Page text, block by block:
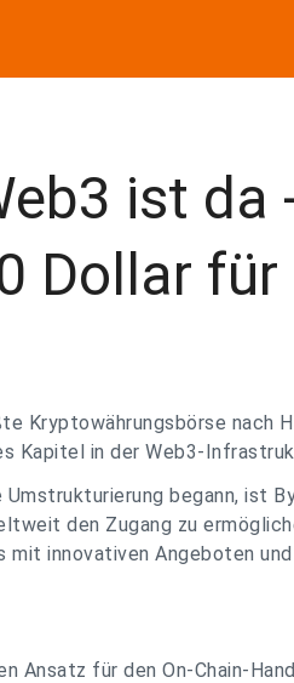
ist da
Dollar für
Kryptowährungsbörse nach
Kapitel in der Web3-
begann, ist
den Zugang zu
innovativen Angeboten
Ansatz für den On-Chain-